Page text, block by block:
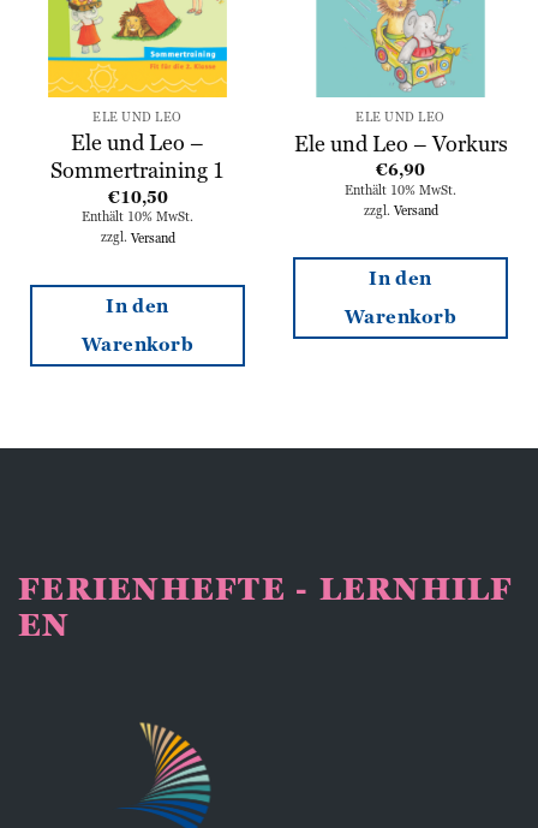
ELE UND LEO
Ele und Leo –
Sommertraining 1
€10,50
Enthält 10% MwSt.
zzgl. Versand
In den
Warenkorb
ELE UND LEO
Ele und Leo – Vorkurs
€6,90
Enthält 10% MwSt.
zzgl. Versand
In den
Warenkorb
FERIENHEFTE - LERNHILF
EN